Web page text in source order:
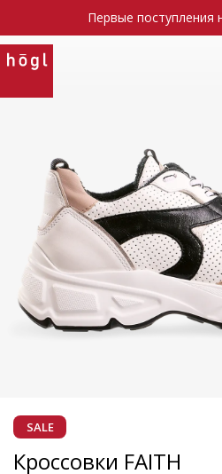
Первые поступления
SALE
Кроссовки FAITH